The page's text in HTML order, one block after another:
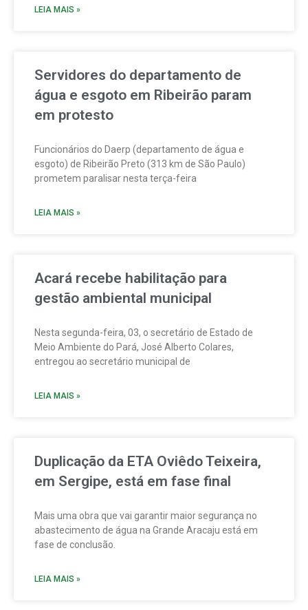
LEIA MAIS »
Servidores do departamento de
água e esgoto em Ribeirão param
em protesto
Funcionários do Daerp (departamento de água e
esgoto) de Ribeirão Preto (313 km de São Paulo)
prometem paralisar nesta terça-feira
LEIA MAIS »
Acará recebe habilitação para
gestão ambiental municipal
Nesta segunda-feira, 03, o secretário de Estado de
Meio Ambiente do Pará, José Alberto Colares,
entregou ao secretário municipal de
LEIA MAIS »
Duplicação da ETA Oviêdo Teixeira,
em Sergipe, está em fase final
Mais uma obra que vai garantir maior segurança no
abastecimento de água na Grande Aracaju está em
fase de conclusão.
LEIA MAIS »